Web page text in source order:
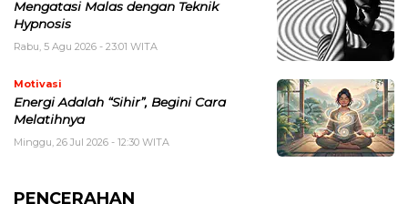
Mengatasi Malas dengan Teknik
Hypnosis
Rabu, 5 Agu 2026 - 23:01 WITA
Motivasi
Energi Adalah “Sihir”, Begini Cara
Melatihnya
Minggu, 26 Jul 2026 - 12:30 WITA
PENCERAHAN